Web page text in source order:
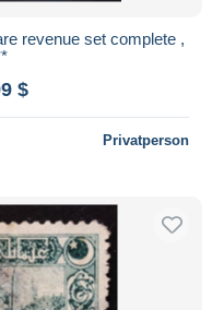
revenue set complete ,
$
Privatperson